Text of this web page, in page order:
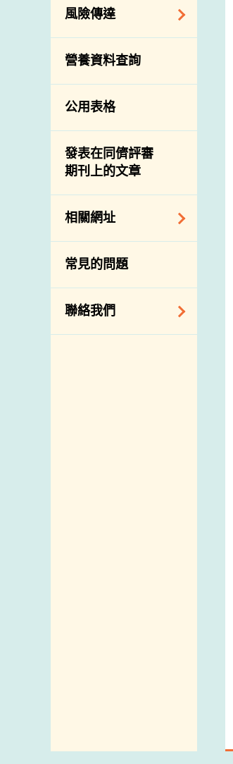
食物消費量調查
總膳食研究
有機食物
高風險食物
抗菌素耐藥性
屠房及疾病監測
宰前檢驗
宰後檢驗
結果
屠房及肉類檢驗
風險傳達
主題項目
項目及活動
資訊平台
下載
公開比賽
營養資料查詢
公用表格
發表在同儕評審
期刊上的文章
相關網址
相關政府部門／機
構
常見的問題
聯絡我們